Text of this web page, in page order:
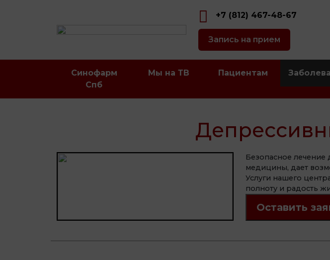
+7 (812) 467-48-67
Запись на прием
Синофарм
Спб
Мы на ТВ Пациентам
Безопасное лечение
медицины, дает
Услуги нашего
полноту и радость
Оставить